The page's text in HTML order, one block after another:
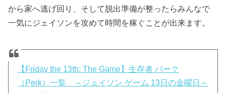
から家へ逃げ回り、そして脱出準備が整ったらみんなで
一気にジェイソンを攻めて時間を稼ぐことが出来ます。
【Friday the 13th: The Game】生存者 パーク
（Perk）一覧 ～ジェイソン ゲーム 13日の金曜日～